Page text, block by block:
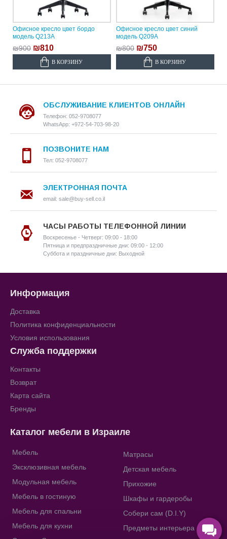
Офисное кресло цвет бордо
модель Q213A
₪900 ₪810
В КОРЗИНУ
Офисное кресло цвет синий
модель Q209A
₪800 ₪750
В КОРЗИНУ
ОБСЛУЖИВАНИЕ КЛИЕНТОВ ОНЛАЙН
Телефон: 052-9708077
WhatsApp: +972-54-703-98-20
ПОЗВОНИТЕ НАМ
Тел: 052-9708077
ЭЛЕКТРОННАЯ ПОЧТА
email: sale@buy-sell.co.il
ЧАСЫ РАБОТЫ ТЕЛЕФОННОЙ ЛИНИИ
Воскресенье - Четверг: 09:00 - 18:00
Пятница и предпраздничные дни: 09:00 - 12:00
Суббота и праздничные дни: Выходной
Информация
Доставка
Политика конфиденциальности
Условия использования
Служба поддержки
Контакты
Возврат
Карта сайта
Бренды
Каталог мебели в Израиле
Мебель
Эксклюзивная мебель
Модульная мебель
Мебель в гостиную
Мебель для спальни
Мебель для кухни
Матрасы
Детская мебель
Прихожие
Шкафы и гардеробы
Собери сам (D.I.Y)
Предметы интерьера